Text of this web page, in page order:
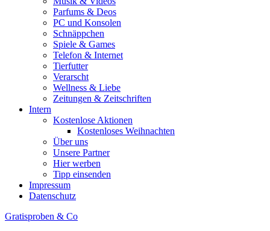
Parfums & Deos
PC und Konsolen
Schnäppchen
Spiele & Games
Telefon & Internet
Tierfutter
Verarscht
Wellness & Liebe
Zeitungen & Zeitschriften
Intern
Kostenlose Aktionen
Kostenloses Weihnachten
Über uns
Unsere Partner
Hier werben
Tipp einsenden
Impressum
Datenschutz
Gratisproben & Co